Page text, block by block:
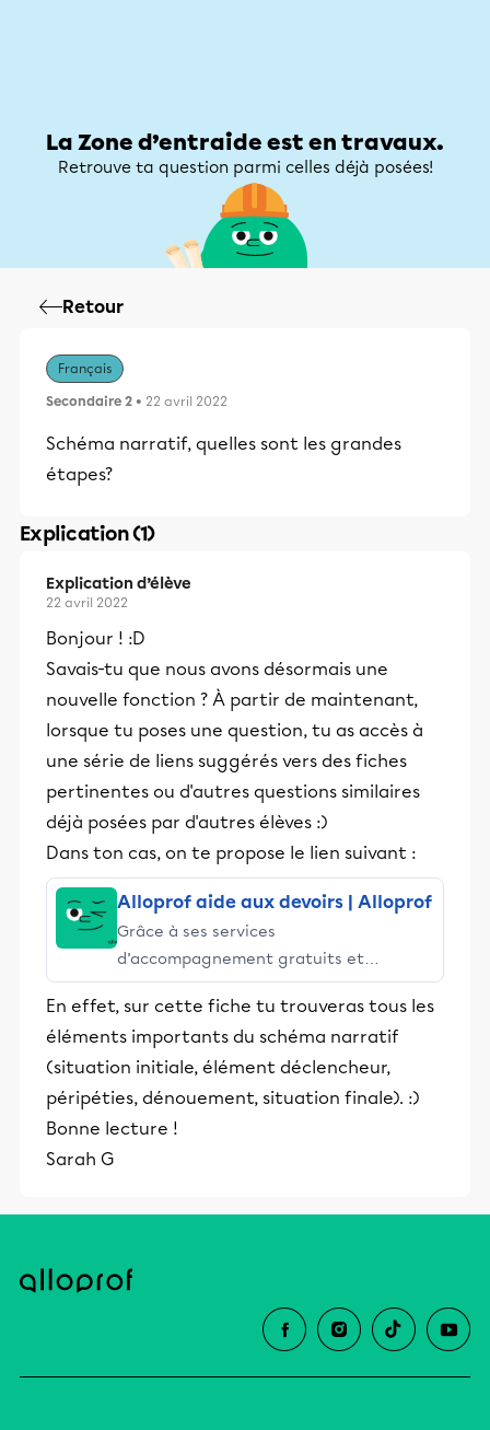
La Zone d’entraide est en travaux.
Retrouve ta question parmi celles déjà posées!
Retour
Français
Secondaire 2 • 22 avril 2022
Schéma narratif, quelles sont les grandes
étapes?
Explication (1)
Explication d’élève
22 avril 2022
Bonjour ! :D
Savais-tu que nous avons désormais une
nouvelle fonction ? À partir de maintenant,
lorsque tu poses une question, tu as accès à
une série de liens suggérés vers des fiches
pertinentes ou d'autres questions similaires
déjà posées par d'autres élèves :)
Dans ton cas, on te propose le lien suivant :
Alloprof aide aux devoirs | Alloprof
Grâce à ses services
d’accompagnement gratuits et
stimulants, Alloprof engage les élèves
et leurs parents dans la réussite
éducative.
En effet, sur cette fiche tu trouveras tous les
éléments importants du schéma narratif
(situation initiale, élément déclencheur,
péripéties, dénouement, situation finale). :)
Bonne lecture !
Sarah G